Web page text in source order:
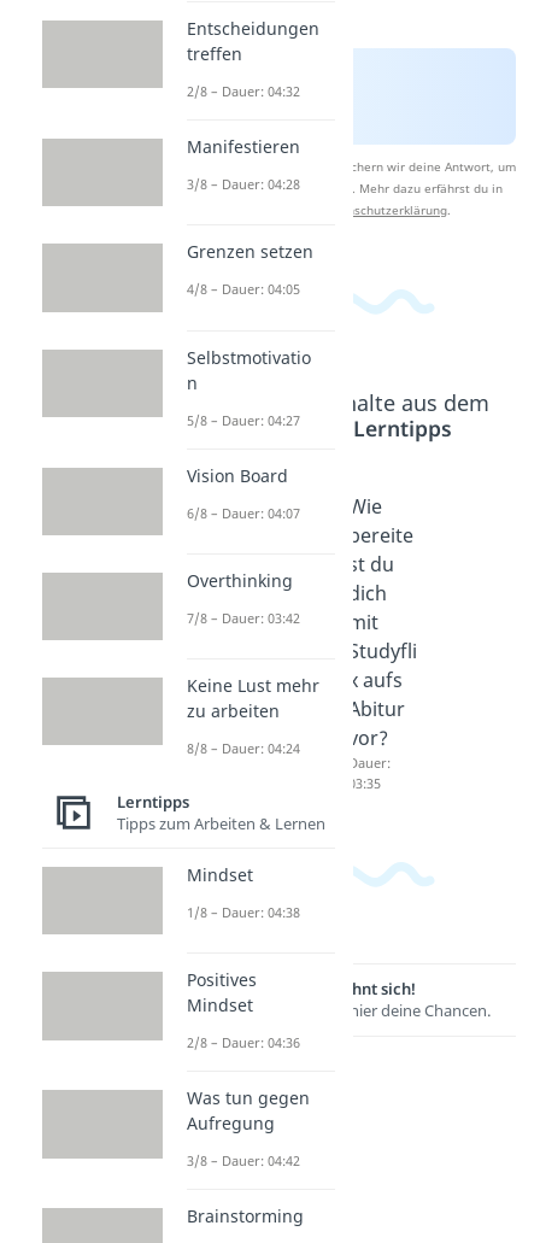
Nach Beantwortung speichern wir deine Antwort, um
Studyflix zu verbessern. Mehr dazu erfährst du in
Datenschutzerklärung.
Beliebte Inhalte aus dem
Bereich Lerntipps
Die
ttforme
n 2025
Die
Apps
2026
Wie
bereite
st du
dich
mit
Studyfli
x aufs
Abitur
vor?
Dauer:
03:35
Lernen lohnt sich!
Entdecke hier deine Chancen.
Entscheidungen
treffen
2/8 – Dauer: 04:32
Manifestieren
3/8 – Dauer: 04:28
Grenzen setzen
4/8 – Dauer: 04:05
Selbstmotivatio
n
5/8 – Dauer: 04:27
Vision Board
6/8 – Dauer: 04:07
Overthinking
7/8 – Dauer: 03:42
Keine Lust mehr
zu arbeiten
8/8 – Dauer: 04:24
Lerntipps
Tipps zum Arbeiten & Lernen
Mindset
1/8 – Dauer: 04:38
Positives
Mindset
2/8 – Dauer: 04:36
Was tun gegen
Aufregung
3/8 – Dauer: 04:42
Brainstorming